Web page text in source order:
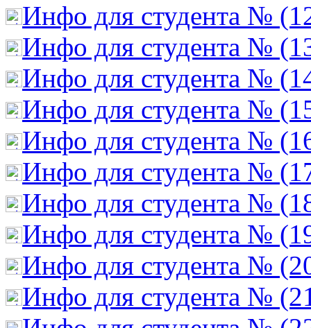
Инфо для студента №
Инфо для студента №
Инфо для студента №
Инфо для студента №
Инфо для студента №
Инфо для студента №
Инфо для студента №
Инфо для студента №
Инфо для студента №
Инфо для студента №